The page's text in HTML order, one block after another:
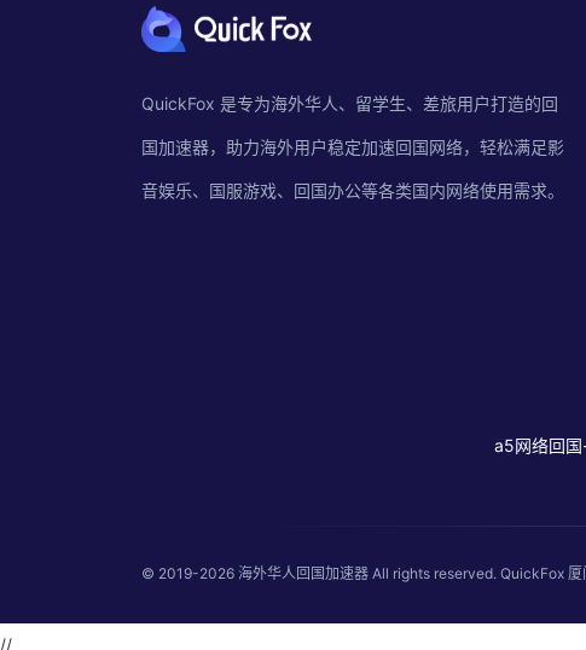
QuickFox 是专为海外华人、留学生、差旅用户打造的回
国加速器，助力海外用户稳定加速回国网络，轻松满足影
音娱乐、国服游戏、回国办公等各类国内网络使用需求。
a5网络回
© 2019-2026 海外华人回国加速器 All rights reserved. QuickFox 厦
//